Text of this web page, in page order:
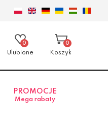
0
Ulubione
0
Koszyk
PROMOCJE
Mega rabaty